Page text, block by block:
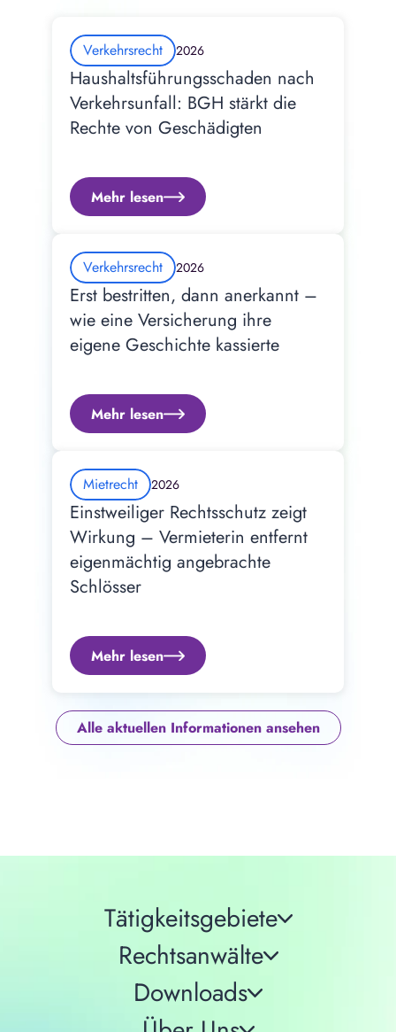
Verkehrsrecht 2026
Haushaltsführungsschaden nach
Verkehrsunfall: BGH stärkt die
Rechte von Geschädigten
Mehr lesen
Verkehrsrecht 2026
Erst bestritten, dann anerkannt –
wie eine Versicherung ihre
eigene Geschichte kassierte
Mehr lesen
Mietrecht 2026
Einstweiliger Rechtsschutz zeigt
Wirkung – Vermieterin entfernt
eigenmächtig angebrachte
Schlösser
Mehr lesen
Alle aktuellen Informationen ansehen
Tätigkeitsgebiete
Rechtsanwälte
Downloads